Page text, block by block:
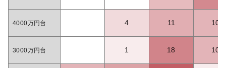
4000万円台 4 11 10
3000万円台 1 18 10